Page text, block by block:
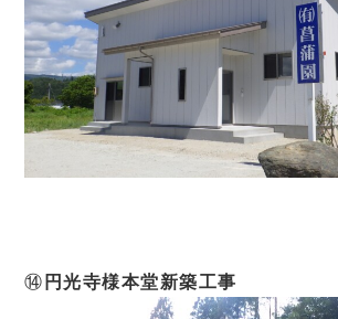
⑭ 円光寺様本堂新築工事